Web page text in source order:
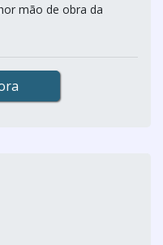
mão de obra da